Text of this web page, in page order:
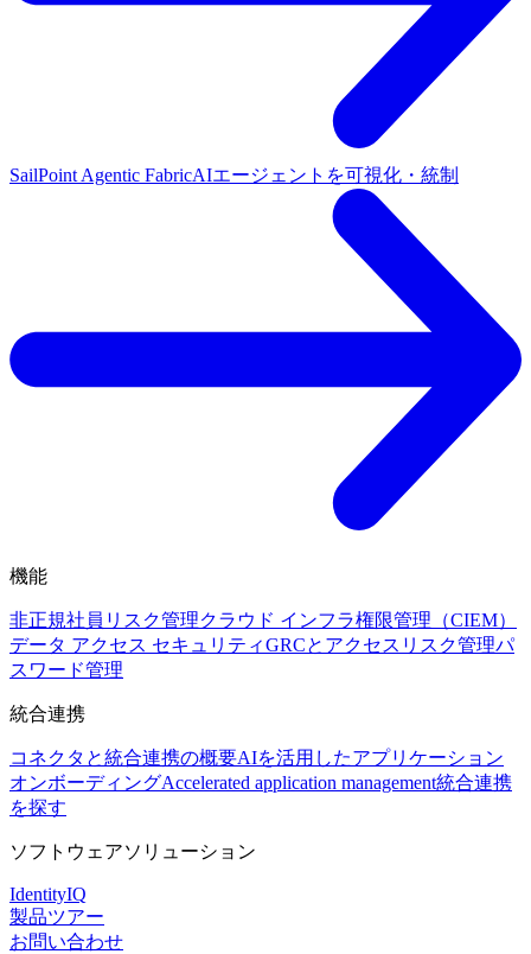
SailPoint Agentic FabricAIエージェントを可視化・統制
機能
非正規社員リスク管理クラウド インフラ権限管理（CIEM）
データ アクセス セキュリティGRCとアクセスリスク管理パ
スワード管理
統合連携
コネクタと統合連携の概要AIを活用したアプリケーション
オンボーディングAccelerated application management統合連携
を探す
ソフトウェアソリューション
IdentityIQ
製品ツアー
お問い合わせ